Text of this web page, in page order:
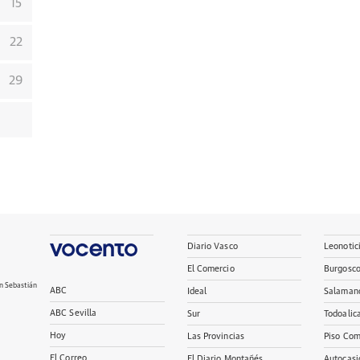
15
22
29
Sebastián
ABC
ABC Sevilla
Hoy
El Correo
Diario Vasco
El Comercio
Ideal
Sur
Las Provincias Piso